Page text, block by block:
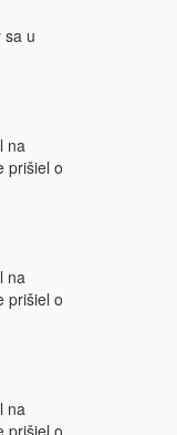
sa u
na
prišiel o
na
prišiel o
na
prišiel o